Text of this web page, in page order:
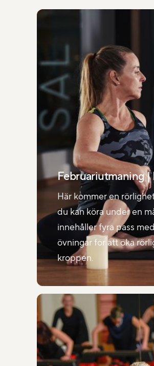
Februariutmaning
Här kommer en
du kan köra under en
innehåller fyra pass
övningar för att öka
kroppen.